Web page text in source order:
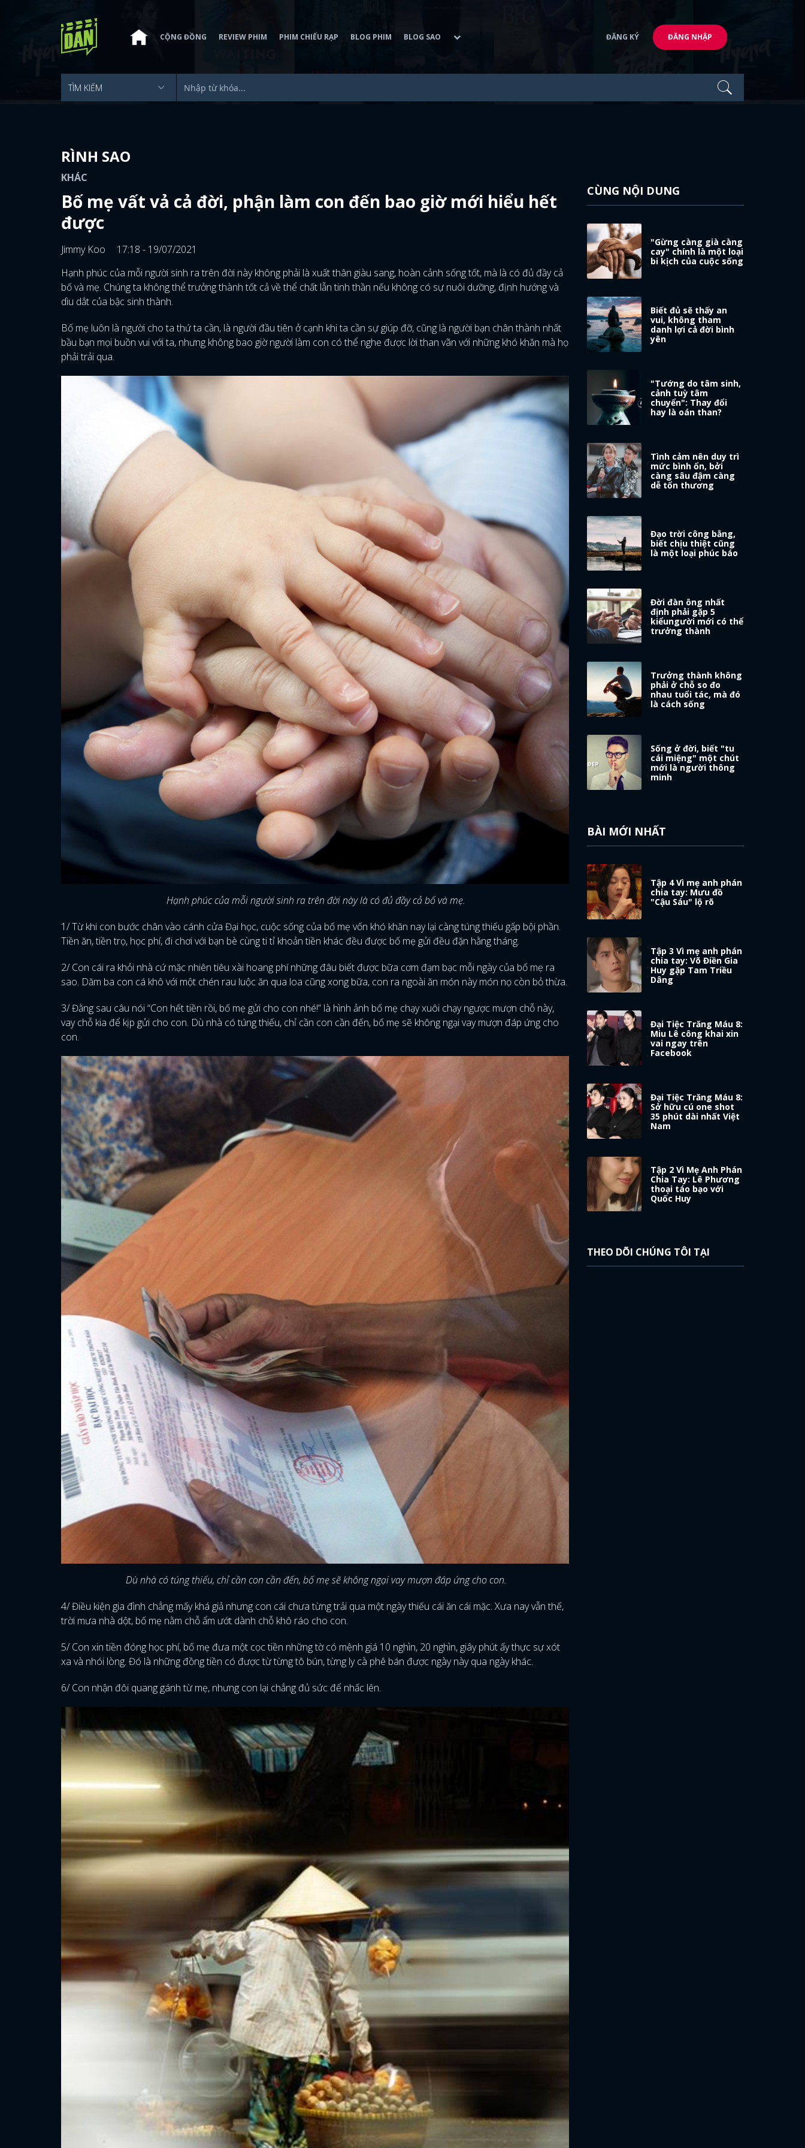
ĐĂNG NHẬP
FACEBOOK GOOGLE
CỘNG ĐỒNG REVIEW PHIM PHIM CHIẾU RẠP BLOG PHIM BLOG SAO ĐĂNG KÝ ĐĂNG NHẬP
RÌNH SAO
KHÁC
Bố mẹ vất vả cả đời, phận làm con đến bao giờ mới hiểu hết
được
Jimmy Koo
17:18 - 19/07/2021
Hạnh phúc của mỗi người sinh ra trên đời này không phải là xuất thân giàu sang, hoàn cảnh sống tốt, mà là có đủ đầy cả
bố và mẹ. Chúng ta không thể trưởng thành tốt cả về thể chất lẫn tinh thần nếu không có sự nuôi dưỡng, định hướng và
dìu dắt của bậc sinh thành.
Bố mẹ luôn là người cho ta thứ ta cần, là người đầu tiên ở cạnh khi ta cần sự giúp đỡ, cũng là người bạn chân thành nhất
bầu bạn mọi buồn vui với ta, nhưng không bao giờ người làm con có thể nghe được lời than vãn với những khó khăn mà họ
phải trải qua.
Hạnh phúc của mỗi người sinh ra trên đời này là có đủ đầy cả bố và mẹ.
1/ Từ khi con bước chân vào cánh cửa Đại học, cuộc sống của bố mẹ vốn khó khăn nay lại càng túng thiếu gấp bội phần.
Tiền ăn, tiền trọ, học phí, đi chơi với bạn bè cùng ti tỉ khoản tiền khác đều được bố mẹ gửi đều đặn hằng tháng.
2/ Con cái ra khỏi nhà cứ mặc nhiên tiêu xài hoang phí những đâu biết được bữa cơm đạm bạc mỗi ngày của bố mẹ ra
sao. Dăm ba con cá khô với một chén rau luộc ăn qua loa cũng xong bữa, con ra ngoài ăn món này món nọ còn bỏ thừa.
3/ Đằng sau câu nói “Con hết tiền rồi, bố mẹ gửi cho con nhé!” là hình ảnh bố mẹ chạy xuôi chạy ngược mượn chỗ này,
vay chỗ kia để kịp gửi cho con. Dù nhà có túng thiếu, chỉ cần con cần đến, bố mẹ sẽ không ngại vay mượn đáp ứng cho
con.
Dù nhà có túng thiếu, chỉ cần con cần đến, bố mẹ sẽ không ngại vay mượn đáp ứng cho con.
4/ Điều kiện gia đình chẳng mấy khá giả nhưng con cái chưa từng trải qua một ngày thiếu cái ăn cái mặc. Xưa nay vẫn thế,
trời mưa nhà dột, bố mẹ nằm chỗ ẩm ướt dành chỗ khô ráo cho con.
5/ Con xin tiền đóng học phí, bố mẹ đưa một cọc tiền những tờ có mệnh giá 10 nghìn, 20 nghìn, giây phút ấy thực sự xót
xa và nhói lòng. Đó là những đồng tiền có được từ từng tô bún, từng ly cà phê bán được ngày này qua ngày khác.
6/ Con nhận đôi quang gánh từ mẹ, nhưng con lại chẳng đủ sức để nhấc lên.
CÙNG NỘI DUNG
"Gừng càng già càng
cay" chính là một loại
bi kịch của cuộc sống
Biết đủ sẽ thấy an
vui, không tham
danh lợi cả đời bình
yên
"Tướng do tâm sinh,
cảnh tuỳ tâm
chuyển": Thay đổi
hay là oán than?
Tình cảm nên duy trì
mức bình ổn, bởi
càng sâu đậm càng
dễ tổn thương
Đạo trời công bằng,
biết chịu thiệt cũng
là một loại phúc báo
Đời đàn ông nhất
định phải gặp 5
kiểungười mới có thể
trưởng thành
Trưởng thành không
phải ở chỗ so đo
nhau tuổi tác, mà đó
là cách sống
Sống ở đời, biết "tu
cái miệng" một chút
mới là người thông
minh
BÀI MỚI NHẤT
Tập 4 Vì mẹ anh phán
chia tay: Mưu đồ
"Cậu Sáu" lộ rõ
Tập 3 Vì mẹ anh phán
chia tay: Võ Điền Gia
Huy gặp Tam Triều
Dâng
Đại Tiệc Trăng Máu 8:
Miu Lê công khai xin
vai ngay trên
Facebook
Đại Tiệc Trăng Máu 8:
Sở hữu cú one shot
35 phút dài nhất Việt
Nam
Tập 2 Vì Mẹ Anh Phán
Chia Tay: Lê Phương
thoại táo bạo với
Quốc Huy
THEO DÕI CHÚNG TÔI TẠI